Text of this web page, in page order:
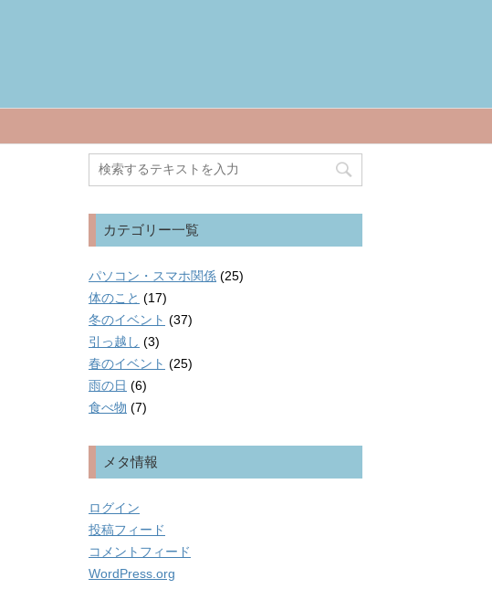
カテゴリー一覧
パソコン・スマホ関係 (25)
体のこと (17)
冬のイベント (37)
引っ越し (3)
春のイベント (25)
雨の日 (6)
食べ物 (7)
メタ情報
ログイン
投稿フィード
コメントフィード
WordPress.org